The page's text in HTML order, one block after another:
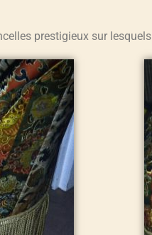
prestigieux sur